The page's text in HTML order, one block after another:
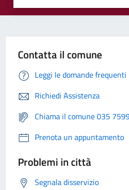
Contatta il comune
Leggi le domande frequenti
Richiedi Assistenza
Chiama il comune 035
Prenota un appuntamento
Problemi in città
Segnala disservizio